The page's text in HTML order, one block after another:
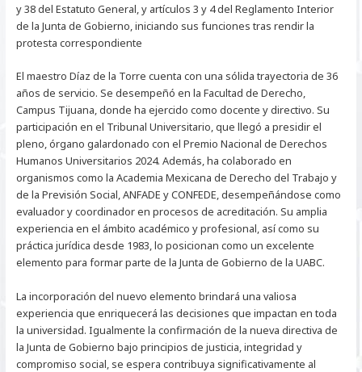
y 38 del Estatuto General, y artículos 3 y 4 del Reglamento Interior
de la Junta de Gobierno, iniciando sus funciones tras rendir la
protesta correspondiente
El maestro Díaz de la Torre cuenta con una sólida trayectoria de 36
años de servicio. Se desempeñó en la Facultad de Derecho,
Campus Tijuana, donde ha ejercido como docente y directivo. Su
participación en el Tribunal Universitario, que llegó a presidir el
pleno, órgano galardonado con el Premio Nacional de Derechos
Humanos Universitarios 2024. Además, ha colaborado en
organismos como la Academia Mexicana de Derecho del Trabajo y
de la Previsión Social, ANFADE y CONFEDE, desempeñándose como
evaluador y coordinador en procesos de acreditación. Su amplia
experiencia en el ámbito académico y profesional, así como su
práctica jurídica desde 1983, lo posicionan como un excelente
elemento para formar parte de la Junta de Gobierno de la UABC.
La incorporación del nuevo elemento brindará una valiosa
experiencia que enriquecerá las decisiones que impactan en toda
la universidad. Igualmente la confirmación de la nueva directiva de
la Junta de Gobierno bajo principios de justicia, integridad y
compromiso social, se espera contribuya significativamente al